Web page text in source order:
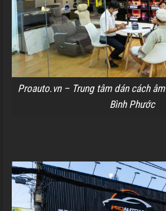
Proauto.vn – Trung tâm dán cách
Bình Phước